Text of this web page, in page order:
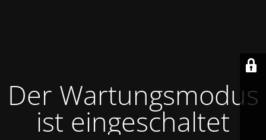
Der Wartungsmodus
ist eingeschaltet